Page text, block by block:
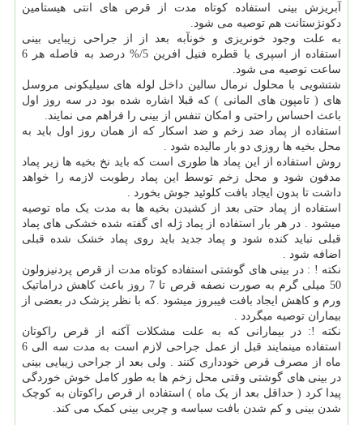
آبریزش بینی استفاده کوتاه مدت از قرص های انتی هیستامین
دکونژستانت هم توصیه می شود.
به علت وجود خونریزی و خونآبه بعد از از جراحی زیبایی بینی
استفاده از اسپری یا قطره فنیل افرین%/5
درصد به فاصله هر 6
ساعت توصیه می شود.
شتشویی با محلول نرمال سالین داخل لوله های سیلیکونی مروسل
های ( تامپون های المانی ) که قبلا اشاره شده بود در سه روز اول
باعث احساس راحتی و امکان تنفس از بینی را فراهم می نمایند.
استفاده از پماد ضد زخم و ضد اسکار که از همان روز اول باید به
محل بخیه ها روزی دو بار مالیده شود .
روش استفاده از این پماد ها طوری است که باید نخ بخیه ها زیر پماد
مدفون شود و محل زخم توسط این پماد رطوبت لازمه را خواهد
داشت تا بدون ایجاد بافت کلوئید جوش بخورد .
استفاده از پماد حتی بعد از کشیدن بخیه ها به مدت یک ماه توصیه
میشود . در هر بار استفاده از پماد ژله ای گفته شده خشکی های پماد
قبلی نباید کنده شود و پماد جدید باید روی پماد خشک شده قبلی
اضافه شود .
نکته ! : در بینی های گوشتی استفاده کوتاه مدت از قرص پردنیزولون
50 میلی گرم به صورت نصفه قرص تا 7 روز باعث کاهش دراماتیک
ورم و کاهش ایجاد بافت فیبروز میشود .که با نظر پزشک در بعضی از
بیماران توصیه میگردد .
نکته !: در بیمارانی که به علت مشکلات آکنه از قرص راکوتان
استفاده مینمایند قبل از عمل جراحی لازم است به مدت سه الی 6
ماه از مصرف قرص خودداری کنند . ولی بعد از جراحی زیبایی بینی
در بینی های گوشتی وقتی محل زخم ها به طور کامل خوش خوردگی
پیدا کرد ( حداقل بعد از یک ماه ) استفاده از قرص راکوتان به کوچک
شدن بینی و کم شدن بافت سباسه و چربی بینی کمک می کند.